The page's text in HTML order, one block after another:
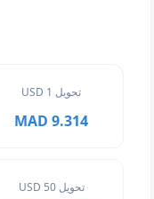
تحويل 1 USD
9.314 MAD
تحويل 50 USD